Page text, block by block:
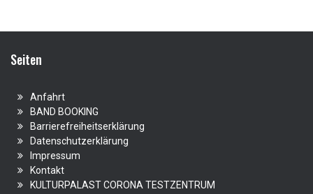
Seiten
Anfahrt
BAND BOOKING
Barrierefreiheitserklärung
Datenschutzerklärung
Impressum
Kontakt
KULTURPALAST CORONA TESTZENTRUM